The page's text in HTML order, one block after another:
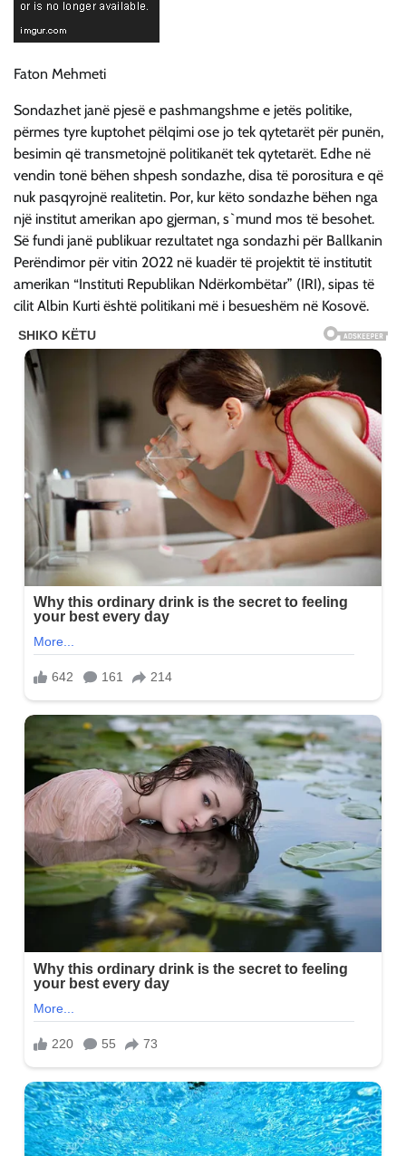
Faton Mehmeti
Sondazhet janë pjesë e pashmangshme e jetës politike,
përmes tyre kuptohet pëlqimi ose jo tek qytetarët për punën,
besimin që transmetojnë politikanët tek qytetarët. Edhe në
vendin tonë bëhen shpesh sondazhe, disa të porositura e që
nuk pasqyrojnë realitetin. Por, kur këto sondazhe bëhen nga
një institut amerikan apo gjerman, s`mund mos të besohet.
Së fundi janë publikuar rezultatet nga sondazhi për Ballkanin
Perëndimor për vitin 2022 në kuadër të projektit të institutit
amerikan “Instituti Republikan Ndërkombëtar” (IRI), sipas të
cilit Albin Kurti është politikani më i besueshëm në Kosovë.